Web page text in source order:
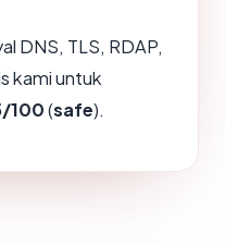
DNS, TLS, RDAP,
kami untuk
100(safe).